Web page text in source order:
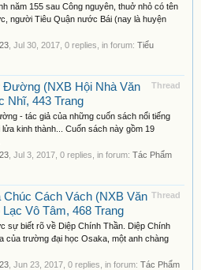
năm 155 sau Công nguyên, thuở nhỏ có tên
người Tiêu Quận nước Bái (nay là huyện
Jul 30, 2017 , 0 replies, in forum: Tiểu
Thread
Đường (NXB Hội Nhà Văn
Nhĩ, 443 Trang
- tác giả của những cuốn sách nổi tiếng
kinh thành... Cuốn sách này gồm 19
Jul 3, 2017 , 0 replies, in forum: Tác Phẩm
Thread
Cách Vách (NXB Văn
Vô Tâm, 468 Trang
sự biết rõ về Diệp Chính Thần. Diệp Chính
của trường đại học Osaka, một anh chàng
Jun 23, 2017 , 0 replies, in forum: Tác Phẩm